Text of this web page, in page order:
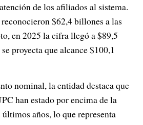
de los afiliados al sistema.
$62,4 billones a las
en 2025 la cifra llegó a $89,5
proyecta que alcance $100,1
nominal, la entidad destaca que
han estado por encima de la
años, lo que representa